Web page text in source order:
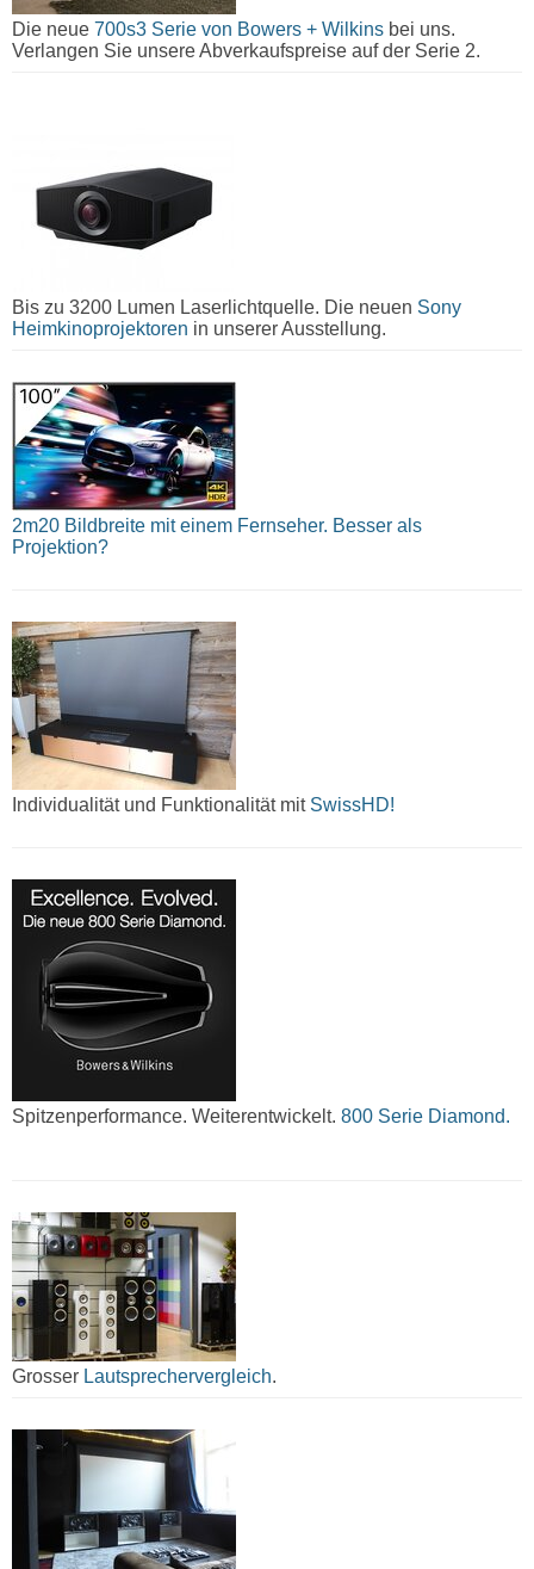
Die neue 700s3 Serie von Bowers + Wilkins bei uns.
Verlangen Sie unsere Abverkaufspreise auf der Serie 2.
Bis zu 3200 Lumen Laserlichtquelle. Die neuen Sony
Heimkinoprojektoren in unserer Ausstellung.
2m20 Bildbreite mit einem Fernseher. Besser als
Projektion?
Individualität und Funktionalität mitSwissHD!
Spitzenperformance. Weiterentwickelt. 800 Serie Diamond.
Grosser Lautsprechervergleich.